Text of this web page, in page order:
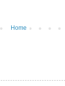
Home